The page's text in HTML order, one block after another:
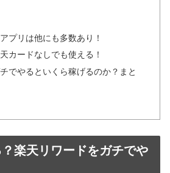
プリは他にも多数あり！
カードなしでも使える！
でやるといくら稼げるのか？まと
楽天リワードをガチでや